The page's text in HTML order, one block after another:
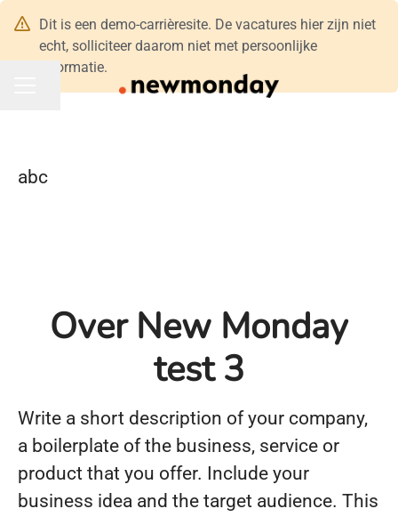
Dit is een demo-carrièresite. De vacatures hier zijn niet
echt, solliciteer daarom niet met persoonlijke
informatie.
CARRIÈREMENU
Pagina delen
abc
Over New Monday
test 3
Write a short description of your company,
a boilerplate of the business, service or
product that you offer. Include your
business idea and the target audience. This